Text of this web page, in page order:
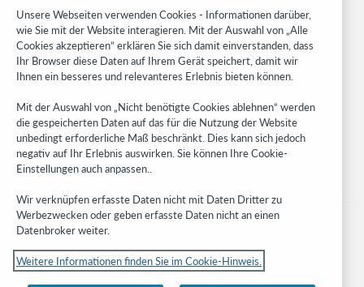
Research
WebJunction
Developer Network
Get the latest product updates, research, events, and much more—
right to your inbox.
Subscribe now
© 2023 OCLC
Unsere Webseiten verwenden Cookies - Informationen darüber,
wie Sie mit der Website interagieren. Mit der Auswahl von „Alle
Cookies akzeptieren“ erklären Sie sich damit einverstanden, dass
Ihr Browser diese Daten auf Ihrem Gerät speichert, damit wir
Ihnen ein besseres und relevanteres Erlebnis bieten können.
Mit der Auswahl von „Nicht benötigte Cookies ablehnen“ werden
die gespeicherten Daten auf das für die Nutzung der Website
unbedingt erforderliche Maß beschränkt. Dies kann sich jedoch
negativ auf Ihr Erlebnis auswirken. Sie können Ihre Cookie-
Einstellungen auch anpassen..
Wir verknüpfen erfasste Daten nicht mit Daten Dritter zu
Werbezwecken oder geben erfasste Daten nicht an einen
Datenbroker weiter.
Weitere Informationen finden Sie im Cookie-Hinweis.